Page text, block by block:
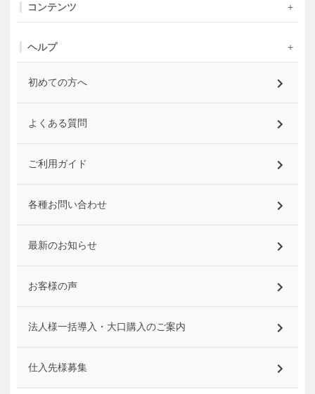
コンテンツ
ヘルプ
初めての方へ
よくある質問
ご利用ガイド
各種お問い合わせ
最新のお知らせ
お客様の声
法人様一括導入・大口購入のご案内
仕入先様募集